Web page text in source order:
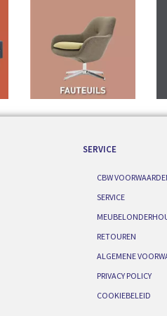
SERVICE
CBW
SERVICE
RETOUREN
ALGEMENE
PRIVACY POLICY
COOKIEBELEID